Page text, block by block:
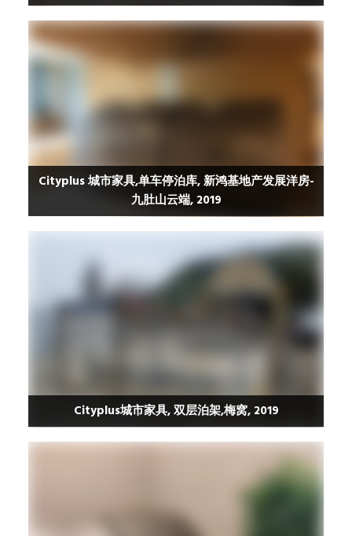
Cityplus 城市家具,单车停泊库, 新鸿基地产发展洋房-
九肚山云端, 2019
Cityplus城市家具, 双层泊架,梅窝, 2019